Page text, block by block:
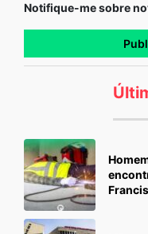
Notifique-me sobre